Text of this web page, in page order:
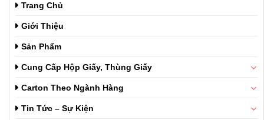
Trang Chủ
Giới Thiệu
Sản Phẩm
Cung Cấp Hộp Giấy, Thùng Giấy
Carton Theo Ngành Hàng
Tin Tức – Sự Kiện